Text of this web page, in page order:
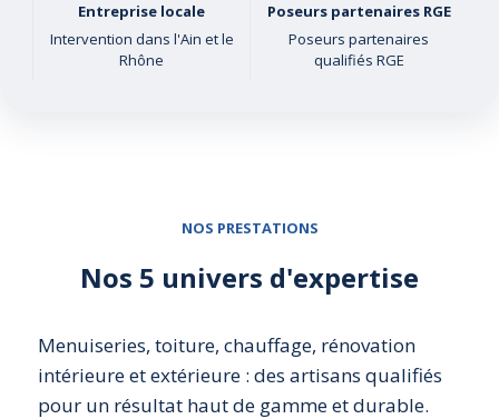
Entreprise locale
Intervention dans l'Ain et le
Rhône
Poseurs partenaires RGE
Poseurs partenaires
qualifiés RGE
NOS PRESTATIONS
Nos 5 univers d'expertise
Menuiseries, toiture, chauffage, rénovation
intérieure et extérieure : des artisans qualifiés
pour un résultat haut de gamme et durable.